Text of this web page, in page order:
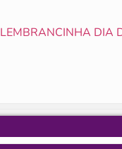
LEMBRANCINHA DIA